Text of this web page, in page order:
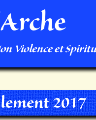
Violence et
2017